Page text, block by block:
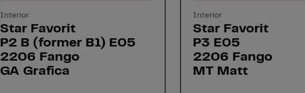
Interior
Star Favorit
P2 B (former B1) E05
2206 Fango
GA Grafica
Interior
Star Favorit
P3 E05
2206 Fango
MT Matt